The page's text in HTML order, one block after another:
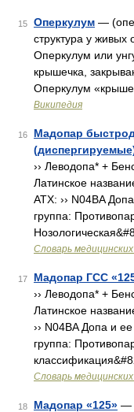
15 Оперкулум —
структура у живых
Оперкулум или
крышечка,
Оперкулум
Википедия
16
Мадопар
›› Леводопа* +
Латинское
АТХ: ›› N04BA
группа:
Словарь
17 Мадопар ГСС
›› Леводопа* +
Латинское
›› N04BA Допа и
группа:
Словарь
18 Мадопар «125» —